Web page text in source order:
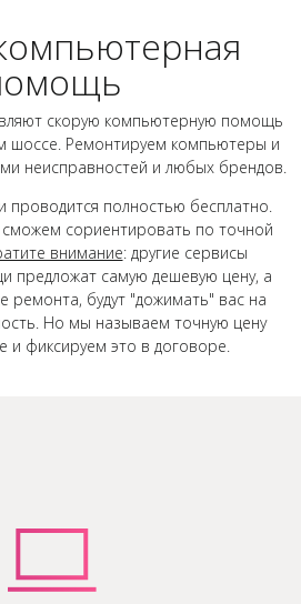
скорую компьютерную помощь
шоссе. Ремонтируем компьютеры и
неисправностей и любых брендов.
проводится полностью бесплатно.
сориентировать по точной
внимание: другие сервисы
предложат самую дешевую цену, а
ремонта, будут "дожимать" вас на
Но мы называем точную цену
и фиксируем это в договоре.